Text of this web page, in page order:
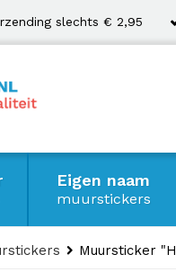
slechts € 2,95
Eigen naam
muurstickers
Muursticker